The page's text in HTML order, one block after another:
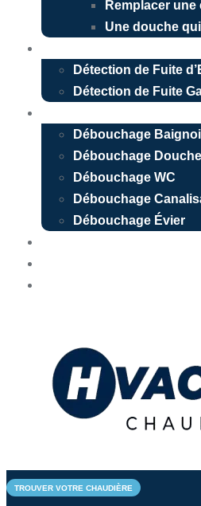
Remplacer une
Une douche
Détection de Fuite
Détection de Fuite
Débouchage
Débouchage Douche
Débouchage WC
Débouchage
Débouchage Évier
TROUVER VOTRE CHAUDIÈRE